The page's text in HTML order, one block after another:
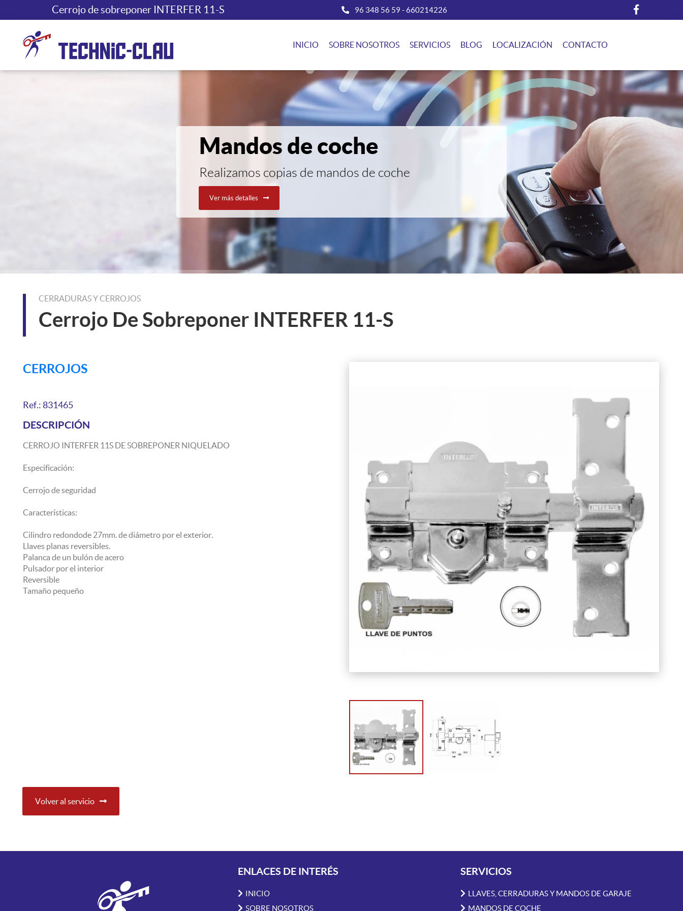
Cerrojo de sobreponer INTERFER 11-S 96 348 56 59 -660214226
INICIO SOBRE NOSOTROS SERVICIOS BLOG LOCALIZACIÓN CONTACTO
Mandos de coche
Realizamos copias de mandos de coche
Ver más detalles
CERRADURAS Y CERROJOS
Cerrojo De Sobreponer INTERFER 11-S
CERROJOS
Ref.: 831465
DESCRIPCIÓN
CERROJO INTERFER 11S DE SOBREPONER NIQUELADO
Especificación:
Cerrojo de seguridad
Características:
Cilindro redondo de 27mm. de diámetro por el exterior.
Llaves planas reversibles.
Palanca de un bulón de acero
Pulsador por el interior
Reversible
Tamaño pequeño
Volver al servicio
ENLACES DE INTERÉS
INICIO
SOBRE NOSOTROS
SERVICIOS
LLAVES, CERRADURAS Y MANDOS DE GARAJE
MANDOS DE COCHE